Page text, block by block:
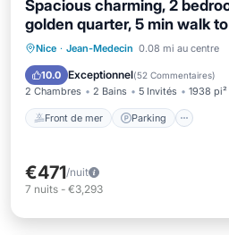
Spacious charming, 2
golden quarter, 5 min walk
Nice · Jean-Medecin 0.08 mi au centre
10.0 Exceptionnel(52 Commentaires)
2 Chambres 2 Bains 5 Invités 1938 pi²
Front de mer Parking
Front de mer
Parking
Vue sur l’océan
€471/nuit
7 nuits - €3,293